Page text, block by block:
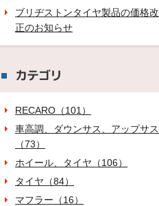
ブリヂストンタイヤ製品の価格改
正のお知らせ
カテゴリ
RECARO（101）
車高調、ダウンサス、アップサス
（73）
ホイール、タイヤ（106）
タイヤ（84）
マフラー（16）